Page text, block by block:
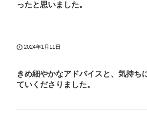
ったと思いました。
2024年1月11日
きめ細やかなアドバイスと、気持ち
ていくださりました。